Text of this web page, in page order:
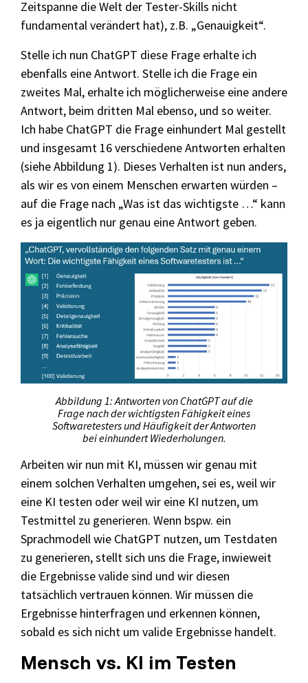
Zeitspanne die Welt der Tester-Skills nicht
fundamental verändert hat), z.B. „Genauigkeit“.
Stelle ich nun ChatGPT diese Frage erhalte ich
ebenfalls eine Antwort. Stelle ich die Frage ein
zweites Mal, erhalte ich möglicherweise eine andere
Antwort, beim dritten Mal ebenso, und so weiter.
Ich habe ChatGPT die Frage einhundert Mal gestellt
und insgesamt 16 verschiedene Antworten erhalten
(siehe Abbildung 1). Dieses Verhalten ist nun anders,
als wir es von einem Menschen erwarten würden –
auf die Frage nach „Was ist das wichtigste …“ kann
es ja eigentlich nur genau eine Antwort geben.
Abbildung 1: Antworten von ChatGPT auf die
Frage nach der wichtigsten Fähigkeit eines
Softwaretesters und Häufigkeit der Antworten
bei einhundert Wiederholungen.
Arbeiten wir nun mit KI, müssen wir genau mit
einem solchen Verhalten umgehen, sei es, weil wir
eine KI testen oder weil wir eine KI nutzen, um
Testmittel zu generieren. Wenn bspw. ein
Sprachmodell wie ChatGPT nutzen, um Testdaten
zu generieren, stellt sich uns die Frage, inwieweit
die Ergebnisse valide sind und wir diesen
tatsächlich vertrauen können. Wir müssen die
Ergebnisse hinterfragen und erkennen können,
sobald es sich nicht um valide Ergebnisse handelt.
Mensch vs. KI im Testen